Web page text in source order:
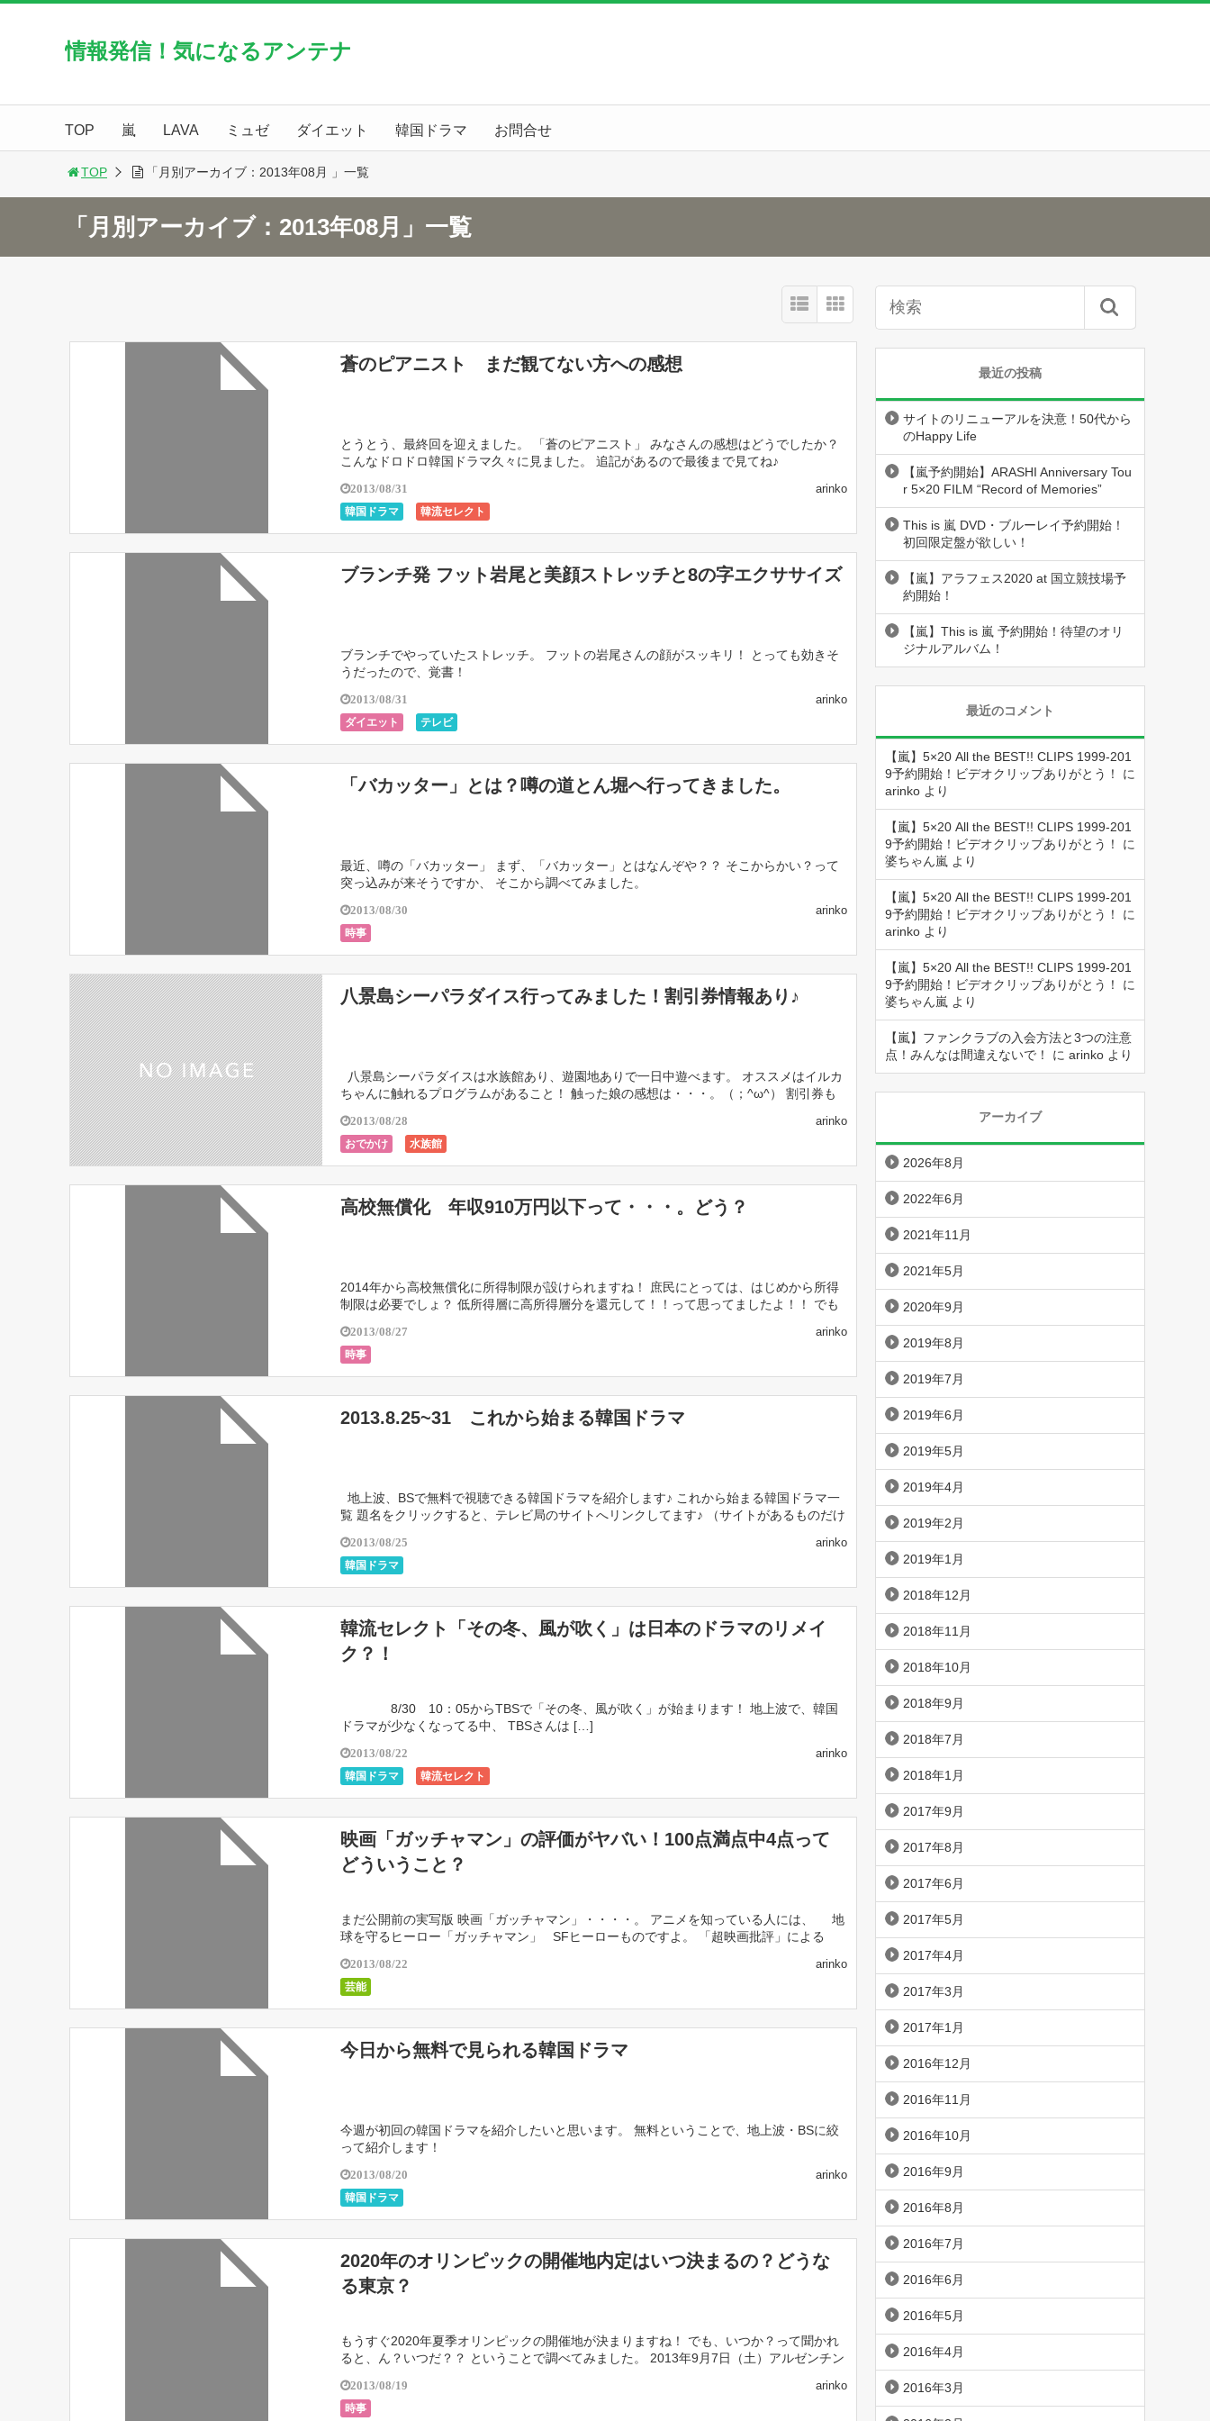
情報発信！気になるアンテナ
TOP 嵐 LAVA ミュゼ ダイエット 韓国ドラマ お問合せ
TOP 「月別アーカイブ：2013年08月 」一覧
「月別アーカイブ：2013年08月」一覧
蒼のピアニスト まだ観てない方への感想
とうとう、最終回を迎えました。 「蒼のピアニスト」 みなさんの感想はどうでしたか？
こんなドロドロ韓国ドラマ久々に見ました。 追記があるので最後まで見てね♪
2013/08/31
韓国ドラマ 韓流セレクト
arinko
ブランチ発 フット岩尾と美顔ストレッチと8の字エクササイズ
ブランチでやっていたストレッチ。 フットの岩尾さんの顔がスッキリ！ とっても効きそ
うだったので、覚書！
2013/08/31
ダイエット テレビ
arinko
「バカッター」とは？噂の道とん堀へ行ってきました。
最近、噂の「バカッター」 まず、「バカッター」とはなんぞや？？ そこからかい？って
突っ込みが来そうですか、 そこから調べてみました。
2013/08/30
時事
arinko
八景島シーパラダイス行ってみました！割引券情報あり♪
八景島シーパラダイスは水族館あり、遊園地ありで一日中遊べます。 オススメはイルカ
ちゃんに触れるプログラムがあること！ 触った娘の感想は・・・。（；^ω^） 割引券も
2013/08/28
おでかけ 水族館
arinko
高校無償化 年収910万円以下って・・・。どう？
2014年から高校無償化に所得制限が設けられますね！ 庶民にとっては、はじめから所得
制限は必要でしょ？ 低所得層に高所得層分を還元して！！って思ってましたよ！！ でも
2013/08/27
時事
arinko
2013.8.25~31 これから始まる韓国ドラマ
地上波、BSで無料で視聴できる韓国ドラマを紹介します♪ これから始まる韓国ドラマ一
覧 題名をクリックすると、テレビ局のサイトへリンクしてます♪ （サイトがあるものだけ
2013/08/25
韓国ドラマ
arinko
韓流セレクト「その冬、風が吹く」は日本のドラマのリメイ
ク？！
8/30 10：05からTBSで「その冬、風が吹く」が始まります！ 地上波で、韓国
ドラマが少なくなってる中、 TBSさんは […]
2013/08/22
韓国ドラマ 韓流セレクト
arinko
映画「ガッチャマン」の評価がヤバい！100点満点中4点って
どういうこと？
まだ公開前の実写版 映画「ガッチャマン」・・・・。 アニメを知っている人には、 地
球を守るヒーロー「ガッチャマン」 SFヒーローものですよ。 「超映画批評」による
2013/08/22
芸能
arinko
今日から無料で見られる韓国ドラマ
今週が初回の韓国ドラマを紹介したいと思います。 無料ということで、地上波・BSに絞
って紹介します！
2013/08/20
韓国ドラマ
arinko
2020年のオリンピックの開催地内定はいつ決まるの？どうな
る東京？
もうすぐ2020年夏季オリンピックの開催地が決まりますね！ でも、いつか？って聞かれ
ると、ん？いつだ？？ ということで調べてみました。 2013年9月7日（土）アルゼンチン
2013/08/19
時事
arinko
最近の投稿
サイトのリニューアルを決意！50代から
のHappy Life
【嵐予約開始】ARASHI Anniversary Tou
r 5×20 FILM “Record of Memories”
This is 嵐 DVD・ブルーレイ予約開始！
初回限定盤が欲しい！
【嵐】アラフェス2020 at 国立競技場予
約開始！
【嵐】This is 嵐 予約開始！待望のオリ
ジナルアルバム！
最近のコメント
【嵐】5×20 All the BEST!! CLIPS 1999-201
9予約開始！ビデオクリップありがとう！
に
arinko より
【嵐】5×20 All the BEST!! CLIPS 1999-201
9予約開始！ビデオクリップありがとう！
に
婆ちゃん嵐 より
【嵐】5×20 All the BEST!! CLIPS 1999-201
9予約開始！ビデオクリップありがとう！
に
arinko より
【嵐】5×20 All the BEST!! CLIPS 1999-201
9予約開始！ビデオクリップありがとう！
に
婆ちゃん嵐 より
【嵐】ファンクラブの入会方法と3つの注意
点！みんなは間違えないで！
に arinko より
アーカイブ
2026年8月
2022年6月
2021年11月
2021年5月
2020年9月
2019年8月
2019年7月
2019年6月
2019年5月
2019年4月
2019年2月
2019年1月
2018年12月
2018年11月
2018年10月
2018年9月
2018年7月
2018年1月
2017年9月
2017年8月
2017年6月
2017年5月
2017年4月
2017年3月
2017年1月
2016年12月
2016年11月
2016年10月
2016年9月
2016年8月
2016年7月
2016年6月
2016年5月
2016年4月
2016年3月